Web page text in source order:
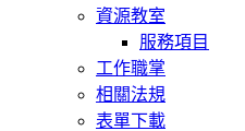
資源教室
服務項目
工作職掌
相關法規
表單下載